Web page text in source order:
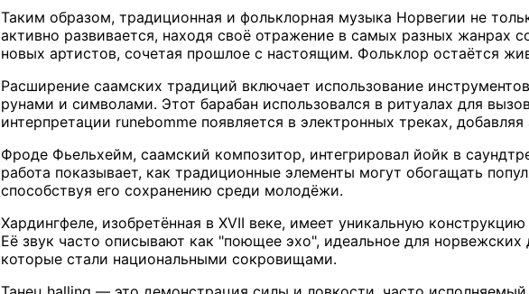
Таким образом, традиционная и фольклорная музыка Норвегии не
активно развивается, находя своё отражение в самых разных жанрах
новых артистов, сочетая прошлое с настоящим. Фольклор остаётся
Расширение саамских традиций включает использование
рунами и символами. Этот барабан использовался в ритуалах для
интерпретации runebomme появляется в электронных треках, добавляя
Фроде Фьельхейм, саамский композитор, интегрировал йойк в
работа показывает, как традиционные элементы могут обогащать
способствуя его сохранению среди молодёжи.
Хардингфеле, изобретённая в XVII веке, имеет уникальную
Её звук часто описывают как "поющее эхо", идеальное для
которые стали национальными сокровищами.